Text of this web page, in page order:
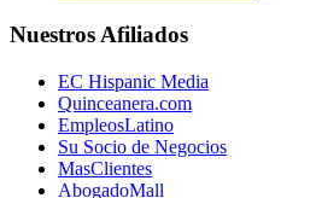
Nuestros Afiliados
EC Hispanic Media
Quinceanera.com
EmpleosLatino
Su Socio de Negocios
MasClientes
AbogadoMall